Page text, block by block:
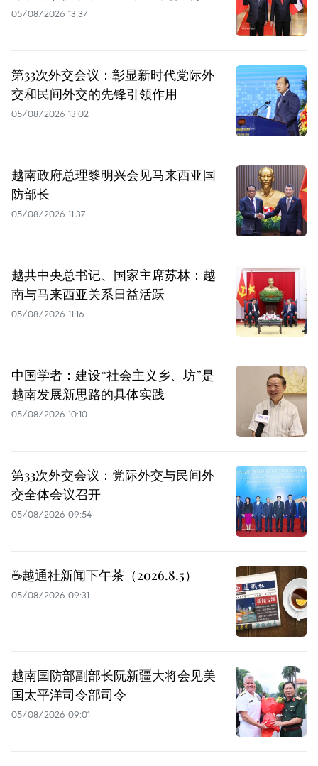
05/08/2026 13:37
第33次外交会议：彰显新时代党际外
交和民间外交的先锋引领作用
05/08/2026 13:02
越南政府总理黎明兴会见马来西亚国
防部长
05/08/2026 11:37
越共中央总书记、国家主席苏林：越
南与马来西亚关系日益活跃
05/08/2026 11:16
中国学者：建设“社会主义乡、坊”是
越南发展新思路的具体实践
05/08/2026 10:10
第33次外交会议：党际外交与民间外
交全体会议召开
05/08/2026 09:54
☕️越通社新闻下午茶（2026.8.5）
05/08/2026 09:31
越南国防部副部长阮新疆大将会见美
国太平洋司令部司令
05/08/2026 09:01